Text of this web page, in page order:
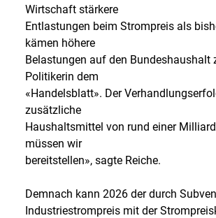
Wirtschaft stärkere
Entlastungen beim Strompreis als
kämen höhere
Belastungen auf den Bundeshaushalt
Politikerin dem
«Handelsblatt». Der
zusätzliche
Haushaltsmittel von rund einer
müssen wir
bereitstellen», sagte Reiche.
Demnach kann 2026 der durch
Industriestrompreis mit der